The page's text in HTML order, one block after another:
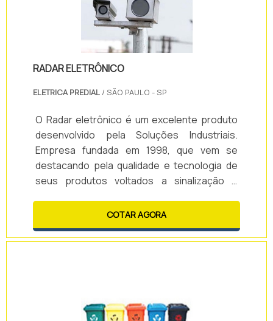
RADAR ELETRÔNICO
ELETRICA PREDIAL / SÃO PAULO - SP
O Radar eletrônico é um excelente produto
desenvolvido pela Soluções Industriais.
Empresa fundada em 1998, que vem se
destacando pela qualidade e tecnologia de
seus produtos voltados a sinalização e
capacidade.E para atingir essa excelência, a
empresa segue uma rigorosa política de
qualidade, que visa manter o foco no cliente,
desenvolvimento tecnoló.
COTAR AGORA